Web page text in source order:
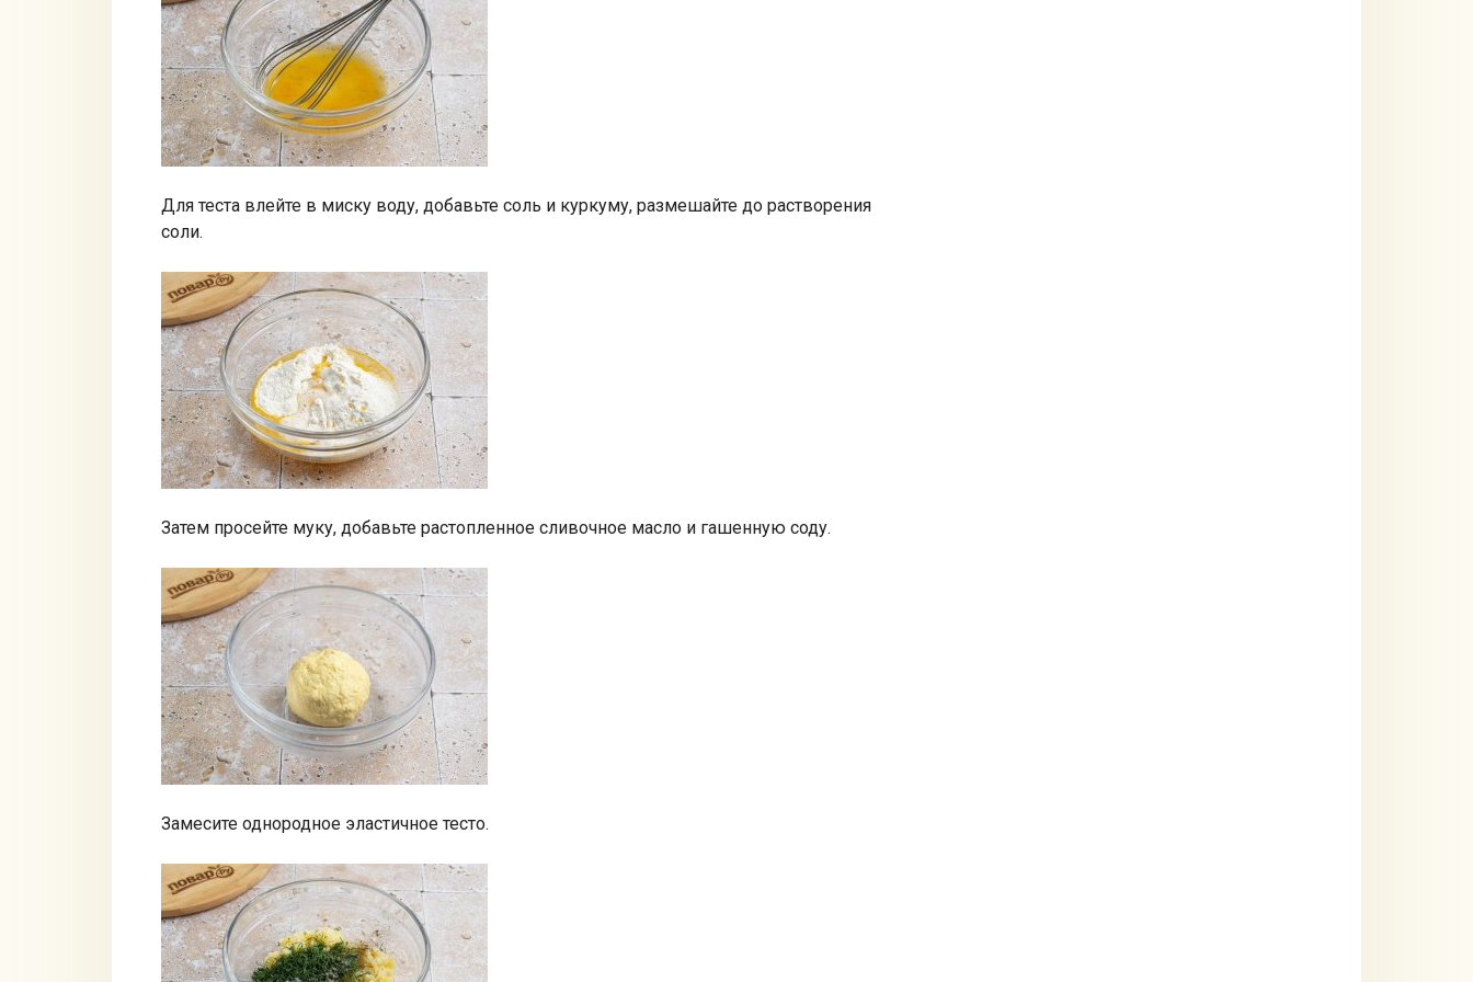
Для теста влейте в миску воду, добавьте соль и куркуму, размешайте до растворения
соли.
Затем просейте муку, добавьте растопленное сливочное масло и гашенную соду.
Замесите однородное эластичное тесто.